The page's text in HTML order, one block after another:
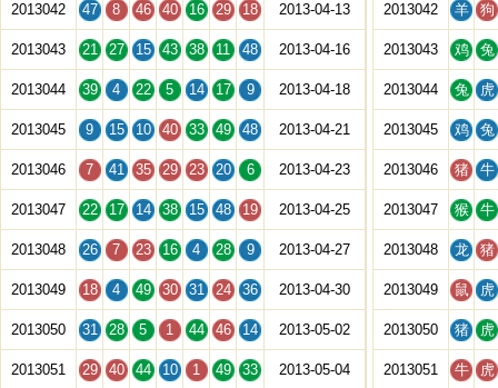
2013042 47 8 46 40 16 29 18 2013-04-13
2013043 21 27 15 43 38 11 48 2013-04-16
2013044 39 4 22 5 14 17 9 2013-04-18
2013045 9 15 10 40 33 49 48 2013-04-21
2013046 7 41 35 29 23 20 6 2013-04-23
2013047 22 17 14 38 15 48 19 2013-04-25
2013048 26 7 23 16 4 28 9 2013-04-27
2013049 18 4 49 30 31 24 36 2013-04-30
2013050 31 28 5 1 44 46 14 2013-05-02
2013051 29 40 44 10 1 49 33 2013-05-04
2013042 羊 狗
2013043 鸡 兔
2013044 兔 虎
2013045 鸡 兔
2013046 猪 牛
2013047 猴 牛
2013048 龙 猪
2013049 鼠 虎
2013050 猪 虎
2013051 牛 虎